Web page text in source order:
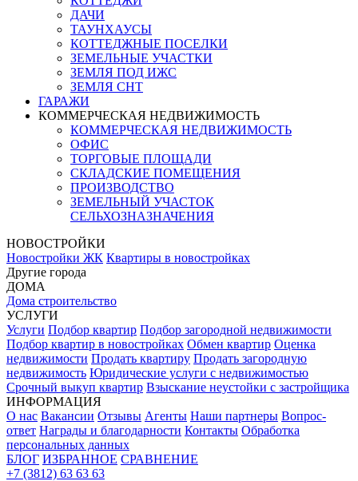
ДАЧИ
ТАУНХАУСЫ
КОТТЕДЖНЫЕ ПОСЕЛКИ
ЗЕМЕЛЬНЫЕ УЧАСТКИ
ЗЕМЛЯ ПОД ИЖС
ЗЕМЛЯ СНТ
ГАРАЖИ
КОММЕРЧЕСКАЯ НЕДВИЖИМОСТЬ
КОММЕРЧЕСКАЯ НЕДВИЖИМОСТЬ
ОФИС
ТОРГОВЫЕ ПЛОЩАДИ
СКЛАДСКИЕ ПОМЕЩЕНИЯ
ПРОИЗВОДСТВО
ЗЕМЕЛЬНЫЙ УЧАСТОК
СЕЛЬХОЗНАЗНАЧЕНИЯ
НОВОСТРОЙКИ
Новостройки ЖК Квартиры в новостройках
Другие города
ДОМА
Дома строительство
УСЛУГИ
Услуги Подбор квартир Подбор загородной недвижимости
Подбор квартир в новостройках Обмен квартир Оценка
недвижимости Продать квартиру Продать загородную
недвижимость Юридические услуги с недвижимостью
Срочный выкуп квартир Взыскание неустойки с застройщика
ИНФОРМАЦИЯ
О нас Вакансии Отзывы Агенты Наши партнеры Вопрос-
ответ Награды и благодарности Контакты Обработка
персональных данных
БЛОГ ИЗБРАННОЕ СРАВНЕНИЕ
+7 (3812) 63 63 63